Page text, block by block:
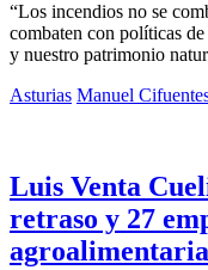
“Los incendios no se
combaten con políticas
y nuestro patrimonio
Asturias Manuel
Luis Venta
retraso y 27